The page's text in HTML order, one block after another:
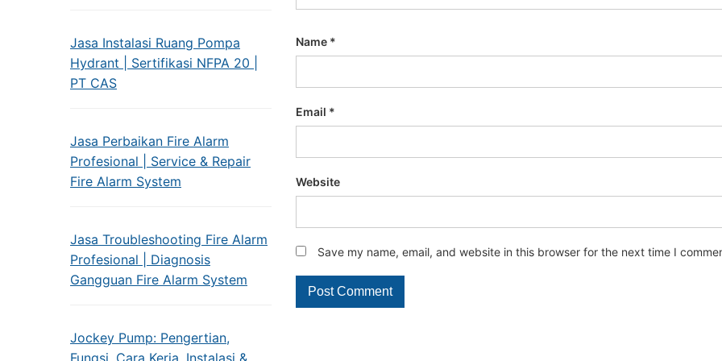
Jasa Instalasi Ruang Pompa
Hydrant | Sertifikasi NFPA 20 |
PT CAS
Jasa Perbaikan Fire Alarm
Profesional | Service & Repair
Fire Alarm System
Jasa Troubleshooting Fire Alarm
Profesional | Diagnosis
Gangguan Fire Alarm System
Jockey Pump: Pengertian,
Fungsi, Cara Kerja, Instalasi &
Name *
Email *
Website
Save my name, email, and website in this browser for the next time I